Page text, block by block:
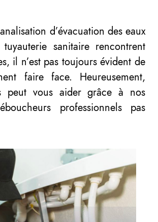
d’évacuation des eaux
sanitaire rencontrent
il n’est pas toujours évident de
faire face. Heureusement,
peut vous aider grâce à nos
professionnels pas